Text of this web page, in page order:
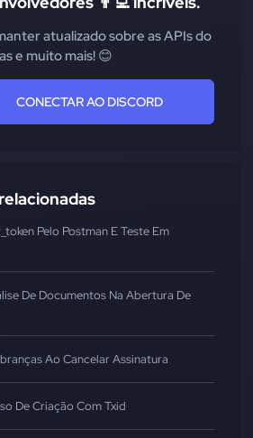
atualizado sobre as APIs do
e muito mais! 😊
CONECTAR AO DISCORD
Pelo Postman E Teste Em
De Documentos Na Abertura De
Ao Cancelar Assinatura
De Criação Com Txid